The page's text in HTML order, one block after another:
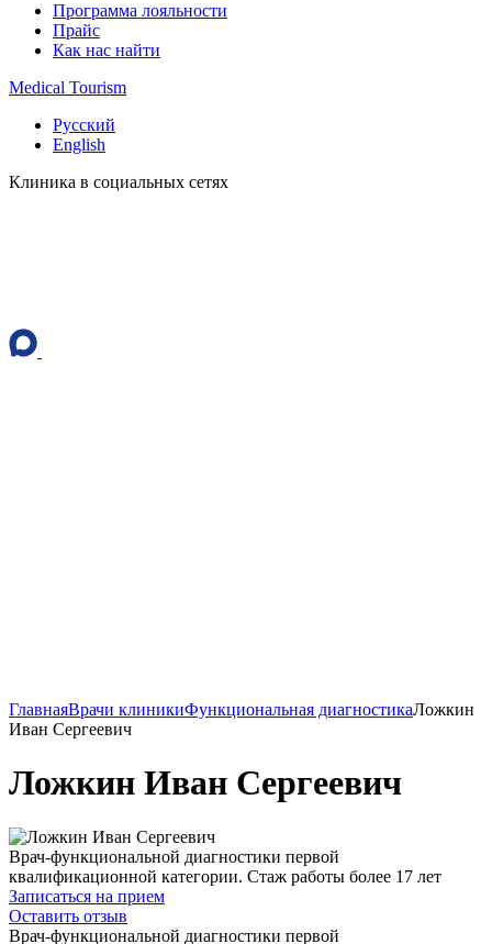
Программа лояльности
Прайс
Как нас найти
Medical Tourism
Русский
English
Клиника в социальных сетях
ГлавнаяВрачи клиникиФункциональная диагностикаЛожкин
Иван Сергеевич
Ложкин Иван Сергеевич
Врач-функциональной диагностики первой
квалификационной категории. Стаж работы более 17 лет
Записаться на прием
Оставить отзыв
Врач-функциональной диагностики первой